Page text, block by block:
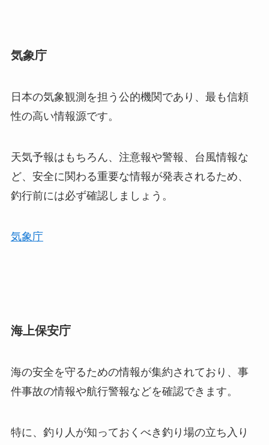
気象庁
日本の気象観測を担う公的機関であり、最も信頼
性の高い情報源です。
天気予報はもちろん、注意報や警報、台風情報な
ど、安全に関わる重要な情報が発表されるため、
釣行前には必ず確認しましょう。
気象庁
海上保安庁
海の安全を守るための情報が集約されており、事
件事故の情報や航行警報などを確認できます。
特に、釣り人が知っておくべき釣り場の立ち入り